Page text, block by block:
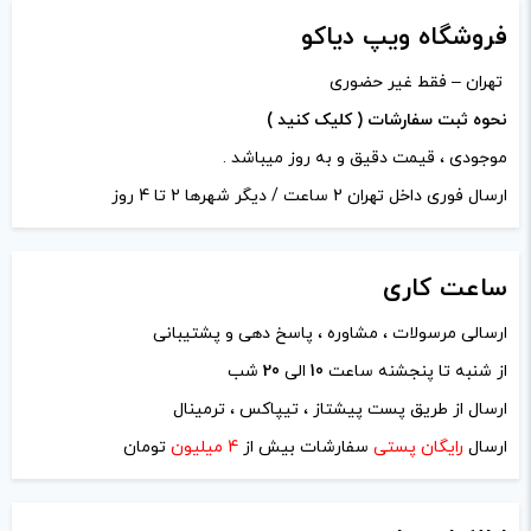
دیدگاه شما*
نام*
ایمیل*
فروشگاه ویپ دیاکو
تهران – فقط غیر حضوری
نحوه ثبت سفارشات ( کلیک کنید )
موجودی ، قیمت دقیق و به روز میباشد .
ارسال فوری داخل تهران 2 ساعت / دیگر شهرها 2 تا 4 روز
ساعت کاری
ارسالی مرسولات ، مشاوره ، پاسخ دهی و پشتیبانی
از شنبه تا پنجشنه ساعت 10 الی 20 شب
ارسال از طریق پست پیشتاز ، تیپاکس ، ترمینال
ارسال رایگان پستی سفارشات بیش از 4 میلیون تومان